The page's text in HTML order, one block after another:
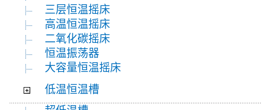
三层恒温摇床
高温恒温摇床
二氧化碳摇床
恒温振荡器
大容量恒温摇床
低温恒温槽